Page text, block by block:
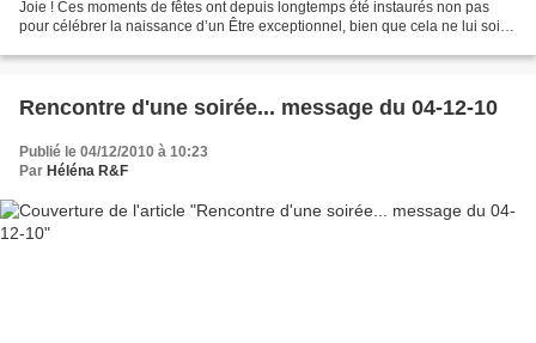
Joie ! Ces moments de fêtes ont depuis longtemps été instaurés non pas
pour célébrer la naissance d’un Être exceptionnel, bien que cela ne lui soit
Rencontre d'une soirée... message du 04-12-10
Publié le 04/12/2010 à 10:23
Par Héléna R&F